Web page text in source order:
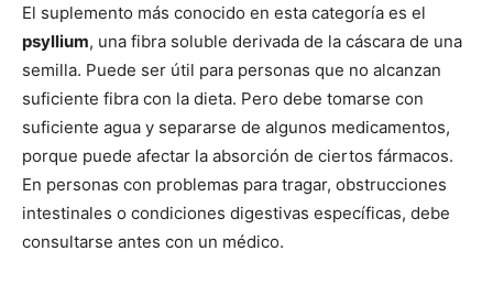
El suplemento más conocido en esta categoría es el
psyllium, una fibra soluble derivada de la cáscara de una
semilla. Puede ser útil para personas que no alcanzan
suficiente fibra con la dieta. Pero debe tomarse con
suficiente agua y separarse de algunos medicamentos,
porque puede afectar la absorción de ciertos fármacos.
En personas con problemas para tragar, obstrucciones
intestinales o condiciones digestivas específicas, debe
consultarse antes con un médico.